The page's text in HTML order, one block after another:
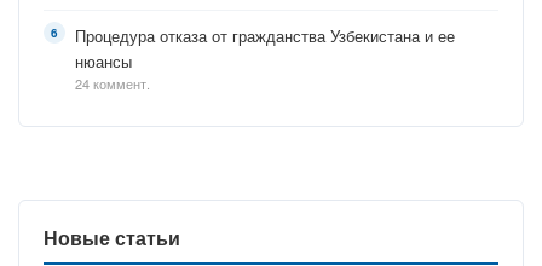
Процедура отказа от гражданства Узбекистана и ее
нюансы
24 коммент.
Новые статьи